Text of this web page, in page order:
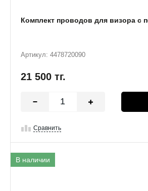
Комплект проводов для визора с
Артикул: 4478720090
21 500 тг.
Сравнить
В наличии